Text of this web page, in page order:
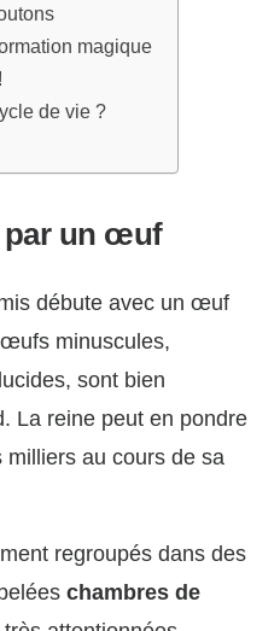
magique
de vie ?
par un œuf
débute avec un œuf
minuscules,
sont bien
La reine peut en pondre
au cours de sa
regroupés dans des
chambres de